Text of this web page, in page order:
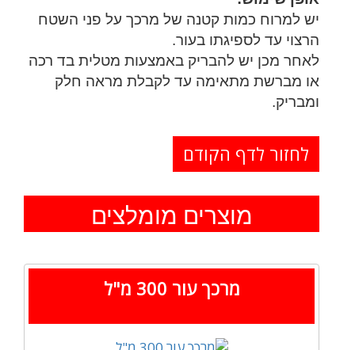
יש למרוח כמות קטנה של מרכך על פני השטח
הרצוי עד לספיגתו בעור.
לאחר מכן יש להבריק באמצעות מטלית בד רכה
או מברשת מתאימה עד לקבלת מראה חלק
ומבריק.
מוצרים מומלצים
מרכך עור 300 מ"ל